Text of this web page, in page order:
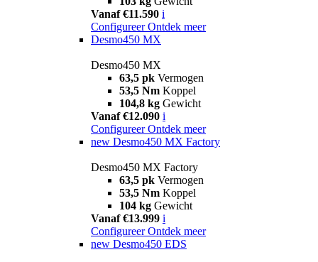
Vanaf €11.590 i
Configureer Ontdek meer
Desmo450 MX
Desmo450 MX
63,5 pk Vermogen
53,5 Nm Koppel
104,8 kg Gewicht
Vanaf €12.090 i
Configureer Ontdek meer
new Desmo450 MX Factory
Desmo450 MX Factory
63,5 pk Vermogen
53,5 Nm Koppel
104 kg Gewicht
Vanaf €13.999 i
Configureer Ontdek meer
new Desmo450 EDS